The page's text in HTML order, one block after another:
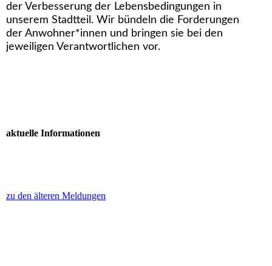
der Verbesserung der Lebensbedingungen in
unserem Stadtteil. Wir bündeln die Forderungen
der Anwohner*innen und bringen sie bei den
jeweiligen Verantwortlichen vor.
aktuelle Informationen
zu den älteren Meldungen